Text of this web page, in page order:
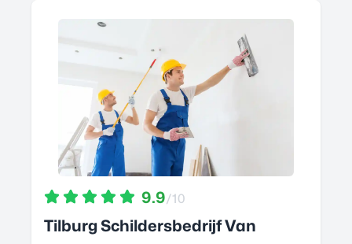
9.9/10
Tilburg Schildersbedrijf Van